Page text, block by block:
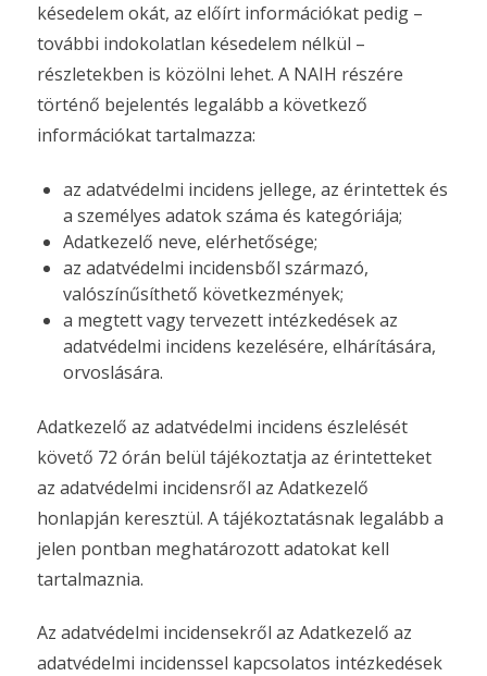
késedelem okát, az előírt információkat pedig –
további indokolatlan késedelem nélkül –
részletekben is közölni lehet. A NAIH részére
történő bejelentés legalább a következő
információkat tartalmazza:
az adatvédelmi incidens jellege, az érintettek és
a személyes adatok száma és kategóriája;
Adatkezelő neve, elérhetősége;
az adatvédelmi incidensből származó,
valószínűsíthető következmények;
a megtett vagy tervezett intézkedések az
adatvédelmi incidens kezelésére, elhárítására,
orvoslására.
Adatkezelő az adatvédelmi incidens észlelését
követő 72 órán belül tájékoztatja az érintetteket
az adatvédelmi incidensről az Adatkezelő
honlapján keresztül. A tájékoztatásnak legalább a
jelen pontban meghatározott adatokat kell
tartalmaznia.
Az adatvédelmi incidensekről az Adatkezelő az
adatvédelmi incidenssel kapcsolatos intézkedések